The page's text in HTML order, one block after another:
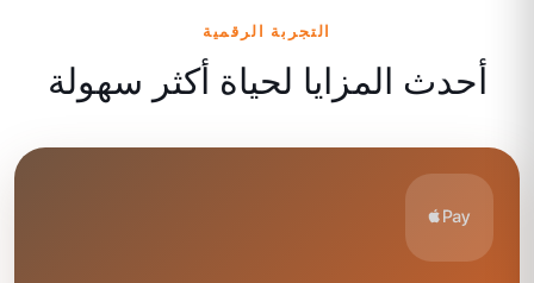
التجربة الرقمية
أحدث المزايا لحياة أكثر سهولة